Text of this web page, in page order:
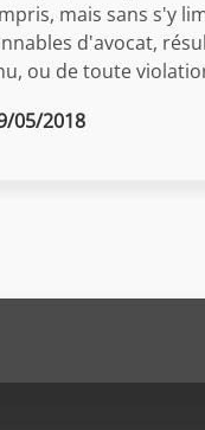
mais sans s'y
d'avocat,
ou de toute
05/2018